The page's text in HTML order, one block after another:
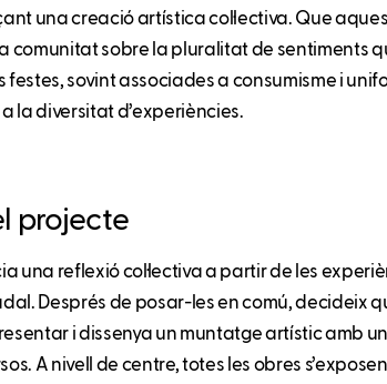
una creació artística col·lectiva. Que
comunitat sobre la pluralitat de sentiments
festes, sovint associades a consumisme i
la diversitat d’experiències.
projecte
una reflexió col·lectiva a partir de les
Després de posar-les en comú, decideix
i dissenya un muntatge artístic amb
A nivell de centre, totes les obres s’exposen